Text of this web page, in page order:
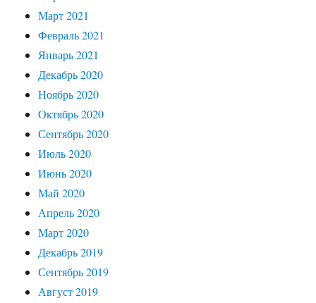
Март 2021
Февраль 2021
Январь 2021
Декабрь 2020
Ноябрь 2020
Октябрь 2020
Сентябрь 2020
Июль 2020
Июнь 2020
Май 2020
Апрель 2020
Март 2020
Декабрь 2019
Сентябрь 2019
Август 2019